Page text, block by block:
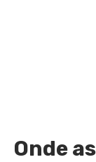
Onde